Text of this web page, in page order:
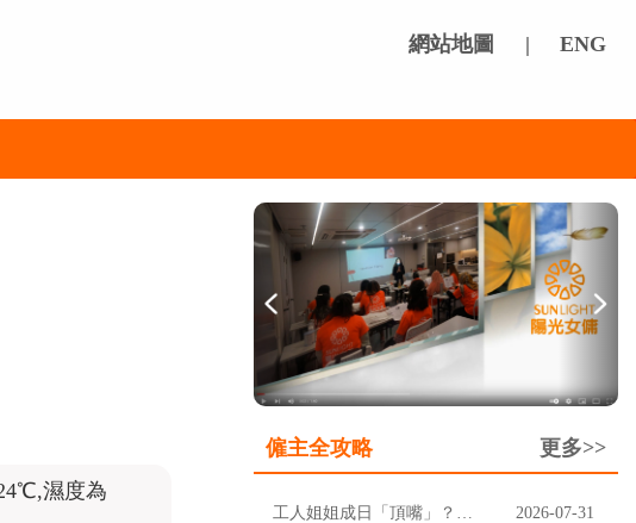
網站地圖 | ENG
濕度為
僱主全攻略 更多>>
工人姐姐成日「頂嘴」？先分清楚聽唔明，定係挑戰家規 2026-07-31